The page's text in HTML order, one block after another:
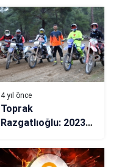
4 yıl önce
Toprak
Razgatlıoğlu: 2023
çok çalışacağız